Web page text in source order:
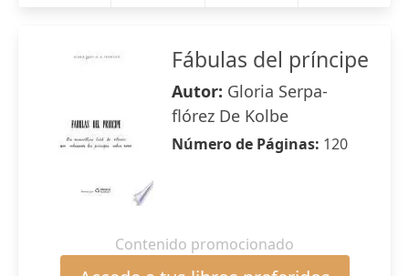
Fábulas del príncipe
Autor: Gloria Serpa-
flórez De Kolbe
Número de Páginas: 120
Contenido promocionado